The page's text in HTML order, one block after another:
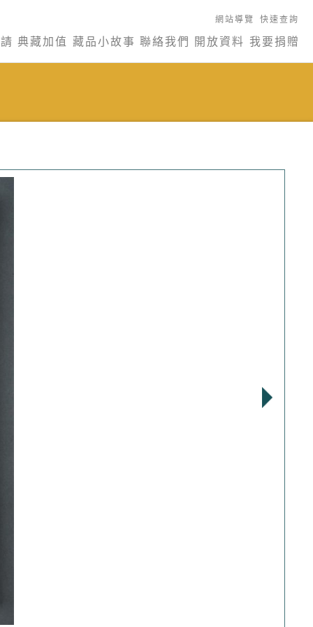
網站導覽 快速查詢
典藏加值 藏品小故事 聯絡我們 開放資料 我要捐贈